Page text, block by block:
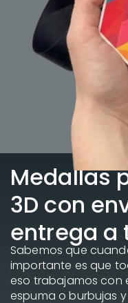
Medallas
3D con
entrega a
Sabemos que
importante es que
eso trabajamos con
espuma o burbujas